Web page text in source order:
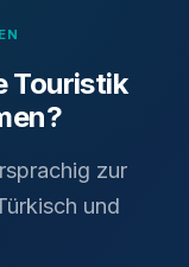
Touristik
zur
und